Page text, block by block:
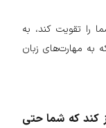
را تقویت کند، به
مهارت‌های زبان
کند که شما حتی